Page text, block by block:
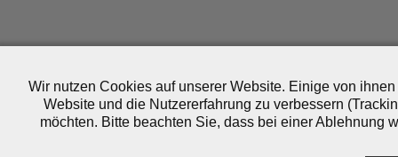
Wir nutzen Cookies auf unserer Website. Einige von
Website und die Nutzererfahrung zu verbessern
möchten. Bitte beachten Sie, dass bei einer Ablehnung